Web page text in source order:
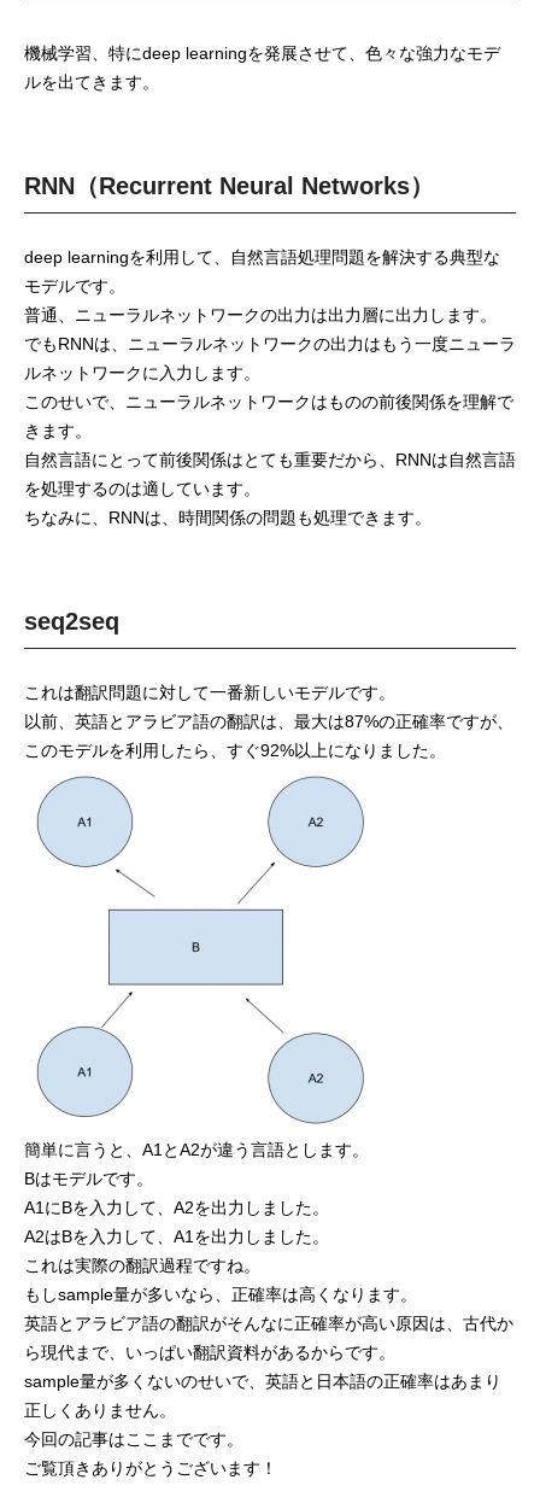
機械学習、特にdeep learningを発展させて、色々な強力なモデ
ルを出てきます。
RNN（Recurrent Neural Networks）
deep learningを利用して、自然言語処理問題を解決する典型な
モデルです。
普通、ニューラルネットワークの出力は出力層に出力します。
でもRNNは、ニューラルネットワークの出力はもう一度ニューラ
ルネットワークに入力します。
このせいで、ニューラルネットワークはものの前後関係を理解で
きます。
自然言語にとって前後関係はとても重要だから、RNNは自然言語
を処理するのは適しています。
ちなみに、RNNは、時間関係の問題も処理できます。
seq2seq
これは翻訳問題に対して一番新しいモデルです。
以前、英語とアラビア語の翻訳は、最大は87%の正確率ですが、
このモデルを利用したら、すぐ92%以上になりました。
簡単に言うと、A1とA2が違う言語とします。
Bはモデルです。
A1にBを入力して、A2を出力しました。
A2はBを入力して、A1を出力しました。
これは実際の翻訳過程ですね。
もしsample量が多いなら、正確率は高くなります。
英語とアラビア語の翻訳がそんなに正確率が高い原因は、古代か
ら現代まで、いっぱい翻訳資料があるからです。
sample量が多くないのせいで、英語と日本語の正確率はあまり
正しくありません。
今回の記事はここまでです。
ご覧頂きありがとうございます！